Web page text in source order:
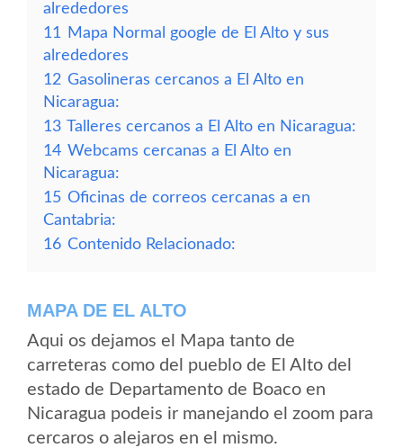
alrededores
11
Mapa Normal google de El Alto y sus
alrededores
12 Gasolineras cercanos a El Alto en
Nicaragua:
13 Talleres cercanos a El Alto en Nicaragua:
14 Webcams cercanas a El Alto en
Nicaragua:
15 Oficinas de correos cercanas a en
Cantabria:
16 Contenido Relacionado:
MAPA DE EL ALTO
Aqui os dejamos el Mapa tanto de
carreteras como del pueblo de El Alto del
estado de Departamento de Boaco en
Nicaragua podeis ir manejando el zoom para
cercaros o alejaros en el mismo.